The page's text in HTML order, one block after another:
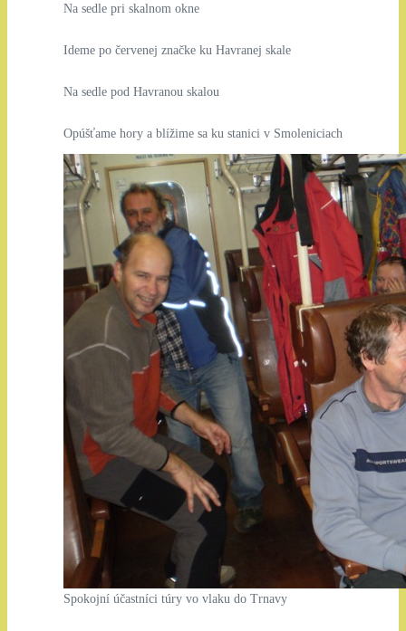
Na sedle pri skalnom okne
Ideme po červenej značke ku Havranej skale
Na sedle pod Havranou skalou
Opúšťame hory a blížime sa ku stanici v Smoleniciach
Spokojní účastníci túry vo vlaku do Trnavy